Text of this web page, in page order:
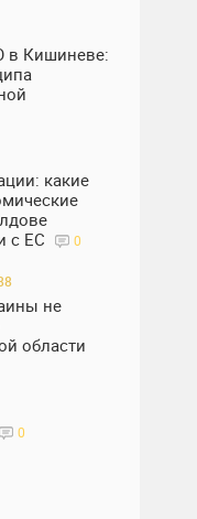
в Кишиневе:
какие
с ЕС
0
не
области
0